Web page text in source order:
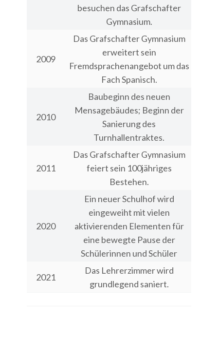
besuchen das Grafschafter
Gymnasium.
2009
Das Grafschafter Gymnasium
erweitert sein
Fremdsprachenangebot um das
Fach Spanisch.
2010
Baubeginn des neuen
Mensagebäudes; Beginn der
Sanierung des
Turnhallentraktes.
2011
Das Grafschafter Gymnasium
feiert sein 100jähriges
Bestehen.
2020
Ein neuer Schulhof wird
eingeweiht mit vielen
aktivierenden Elementen für
eine bewegte Pause der
Schülerinnen und Schüler
2021
Das Lehrerzimmer wird
grundlegend saniert.